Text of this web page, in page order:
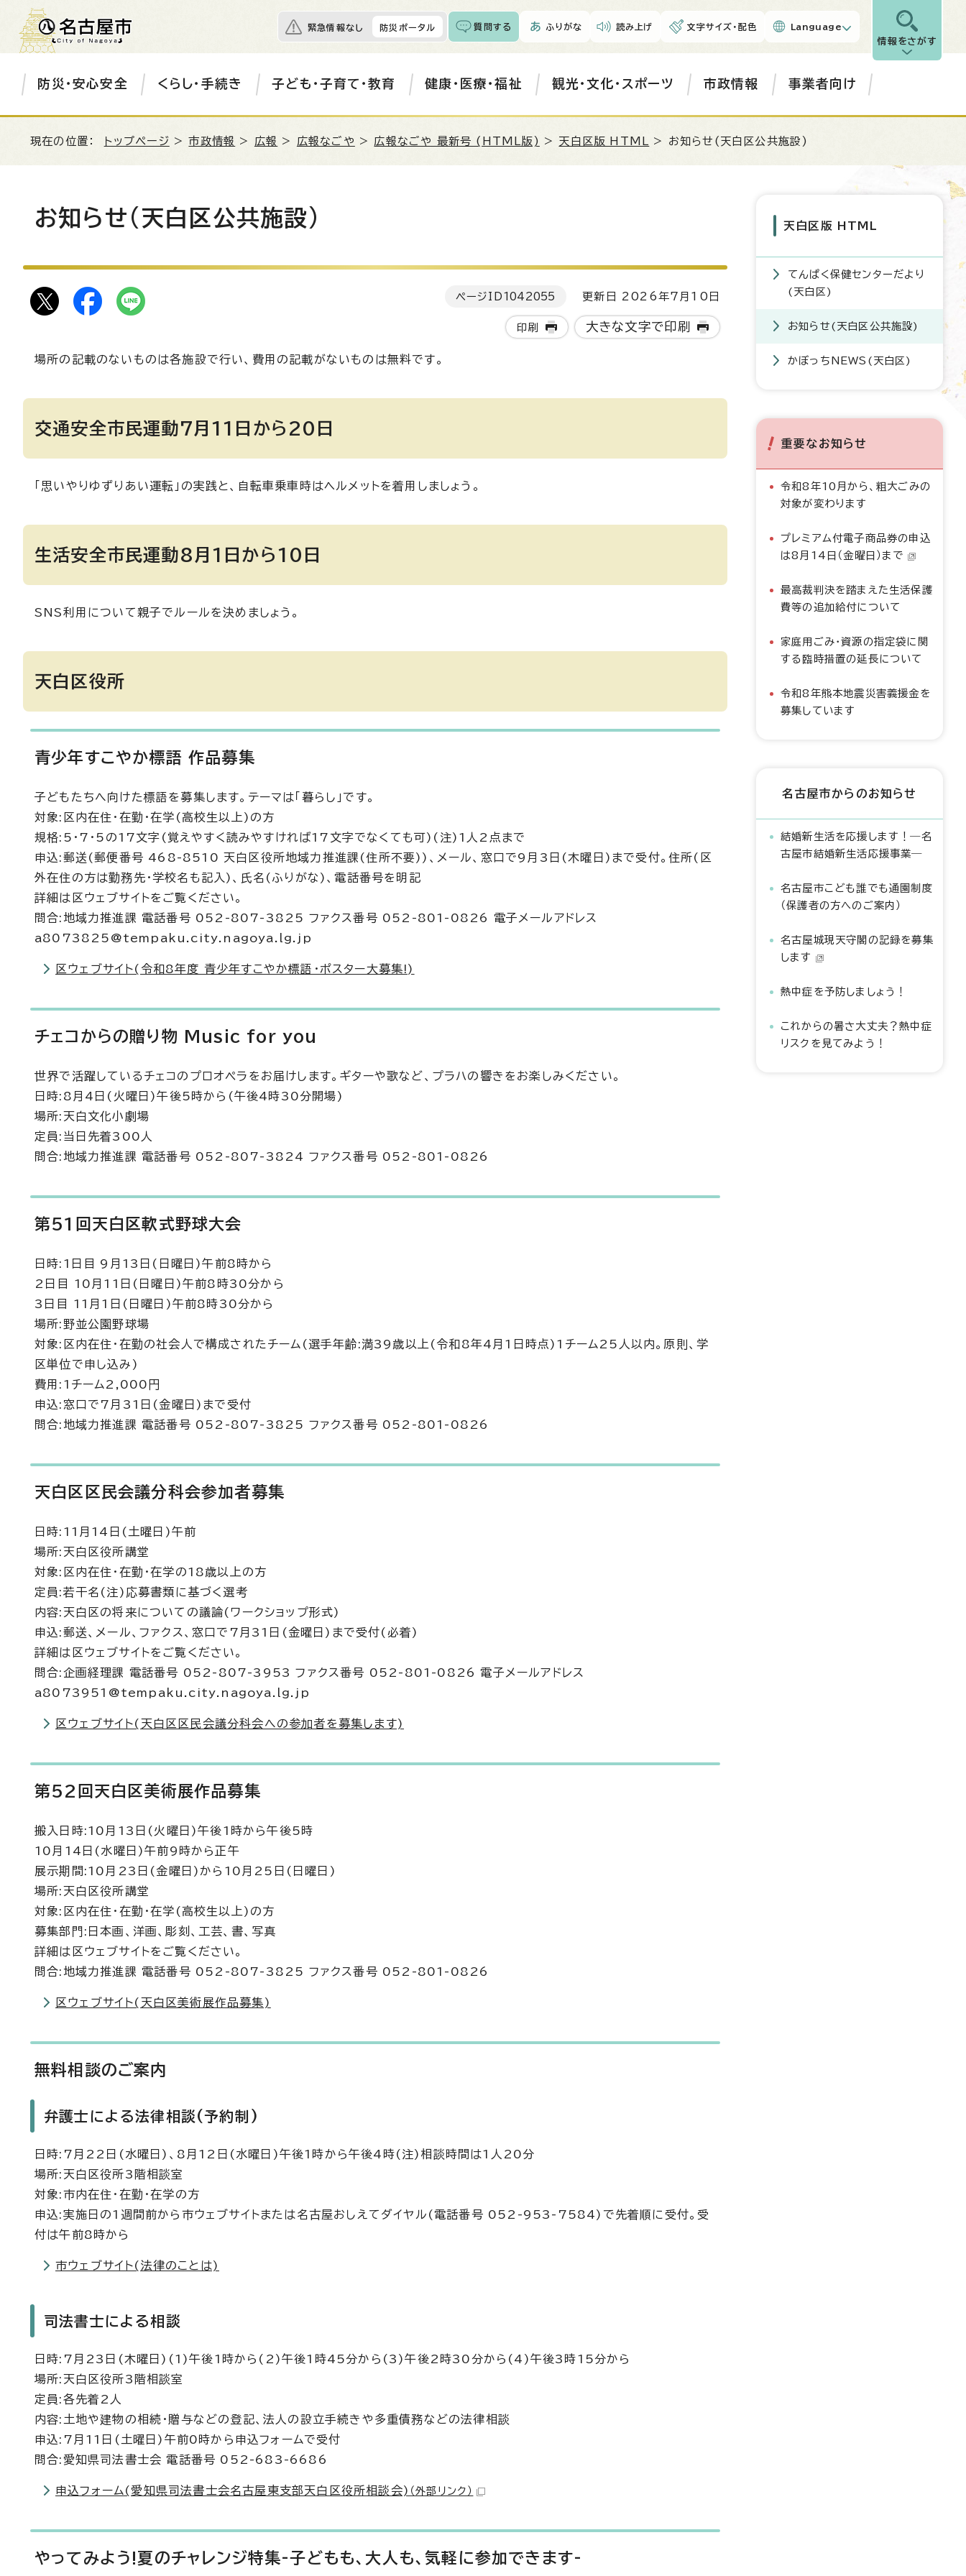
緊急情報なし 防災ポータル 質問する ふりがな 読み上げ 文字サイズ・配色 Language
情報をさがす
防災・安心安全 くらし・手続き 子ども・子育て・教育 健康・医療・福祉 観光・文化・スポーツ 市政情報 事業者向け
現在の位置： トップページ >市政情報 > 広報 > 広報なごや > 広報なごや 最新号 (HTML版) > 天白区版 HTML > お知らせ(天白区公共施設)
お知らせ(天白区公共施設)
ページID 1042055 更新日 2026年7月10日
印刷 大きな文字で印刷
場所の記載のないものは各施設で行い、費用の記載がないものは無料です。
交通安全市民運動7月11日から20日
「思いやりゆずりあい運転」の実践と、自転車乗車時はヘルメットを着用しましょう。
生活安全市民運動8月1日から10日
SNS利用について親子でルールを決めましょう。
天白区役所
青少年すこやか標語 作品募集
子どもたちへ向けた標語を募集します。テーマは「暮らし」です。
対象:区内在住・在勤・在学(高校生以上)の方
規格:5・7・5の17文字(覚えやすく読みやすければ17文字でなくても可)(注)1人2点まで
申込:郵送(郵便番号 468-8510 天白区役所地域力推進課(住所不要))、メール、窓口で9月3日(木曜日)まで受付。住所(区
外在住の方は勤務先・学校名も記入)、氏名(ふりがな)、電話番号を明記
詳細は区ウェブサイトをご覧ください。
問合:地域力推進課 電話番号 052-807-3825 ファクス番号 052-801-0826 電子メールアドレス
a8073825@tempaku.city.nagoya.lg.jp
区ウェブサイト(令和8年度 青少年すこやか標語・ポスター大募集!)
チェコからの贈り物 Music for you
世界で活躍しているチェコのプロオペラをお届けします。ギターや歌など、プラハの響きをお楽しみください。
日時:8月4日(火曜日)午後5時から(午後4時30分開場)
場所:天白文化小劇場
定員:当日先着300人
問合:地域力推進課 電話番号 052-807-3824 ファクス番号 052-801-0826
第51回天白区軟式野球大会
日時:1日目 9月13日(日曜日)午前8時から
2日目 10月11日(日曜日)午前8時30分から
3日目 11月1日(日曜日)午前8時30分から
場所:野並公園野球場
対象:区内在住・在勤の社会人で構成されたチーム(選手年齢:満39歳以上(令和8年4月1日時点)1チーム25人以内。原則、学
区単位で申し込み)
費用:1チーム2,000円
申込:窓口で7月31日(金曜日)まで受付
問合:地域力推進課 電話番号 052-807-3825 ファクス番号 052-801-0826
天白区区民会議分科会参加者募集
日時:11月14日(土曜日)午前
場所:天白区役所講堂
対象:区内在住・在勤・在学の18歳以上の方
定員:若干名(注)応募書類に基づく選考
内容:天白区の将来についての議論(ワークショップ形式)
申込:郵送、メール、ファクス、窓口で7月31日(金曜日)まで受付(必着)
詳細は区ウェブサイトをご覧ください。
問合:企画経理課 電話番号 052-807-3953 ファクス番号 052-801-0826 電子メールアドレス
a8073951@tempaku.city.nagoya.lg.jp
区ウェブサイト(天白区区民会議分科会への参加者を募集します)
第52回天白区美術展作品募集
搬入日時:10月13日(火曜日)午後1時から午後5時
10月14日(水曜日)午前9時から正午
展示期間:10月23日(金曜日)から10月25日(日曜日)
場所:天白区役所講堂
対象:区内在住・在勤・在学(高校生以上)の方
募集部門:日本画、洋画、彫刻、工芸、書、写真
詳細は区ウェブサイトをご覧ください。
問合:地域力推進課 電話番号 052-807-3825 ファクス番号 052-801-0826
区ウェブサイト(天白区美術展作品募集)
無料相談のご案内
弁護士による法律相談(予約制)
日時:7月22日(水曜日)、8月12日(水曜日)午後1時から午後4時(注)相談時間は1人20分
場所:天白区役所3階相談室
対象:市内在住・在勤・在学の方
申込:実施日の1週間前から市ウェブサイトまたは名古屋おしえてダイヤル(電話番号 052-953-7584)で先着順に受付。受
付は午前8時から
市ウェブサイト(法律のことは)
司法書士による相談
日時:7月23日(木曜日)(1)午後1時から(2)午後1時45分から(3)午後2時30分から(4)午後3時15分から
場所:天白区役所3階相談室
定員:各先着2人
内容:土地や建物の相続・贈与などの登記、法人の設立手続きや多重債務などの法律相談
申込:7月11日(土曜日)午前0時から申込フォームで受付
問合:愛知県司法書士会 電話番号 052-683-6686
申込フォーム(愛知県司法書士会名古屋東支部天白区役所相談会) （外部リンク）
やってみよう!夏のチャレンジ特集-子どもも、大人も、気軽に参加できます-
天白区版 HTML
てんぱく保健センターだより
(天白区)
お知らせ(天白区公共施設)
かぼっちNEWS(天白区)
重要なお知らせ
令和8年10月から、粗大ごみの
対象が変わります
プレミアム付電子商品券の申込
は8月14日（金曜日）まで
最高裁判決を踏まえた生活保護
費等の追加給付について
家庭用ごみ・資源の指定袋に関
する臨時措置の延長について
令和8年熊本地震災害義援金を
募集しています
名古屋市からのお知らせ
結婚新生活を応援します！―名
古屋市結婚新生活応援事業―
名古屋市こども誰でも通園制度
（保護者の方へのご案内）
名古屋城現天守閣の記録を募集
します
熱中症を予防しましょう！
これからの暑さ大丈夫？熱中症
リスクを見てみよう！